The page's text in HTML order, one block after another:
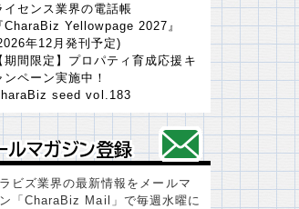
イセンス業界の電話帳
CharaBiz Yellowpage 2027』
年12月発刊予定)
期間限定】プロパティ育成応援キ
ンペーン実施中！
seed vol.183
ルマガジン登録
ルマガジン登録
ビズ業界の最新情報をメールマ
「CharaBiz Mail」で毎週水曜に